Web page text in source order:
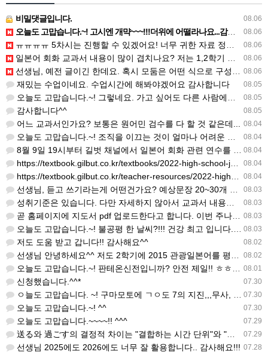
08.06
비밀댓글입니다.
08.06
오늘도 고맙습니다.~! 고시엔 개먁~~~!!!더위에 어떨라나요...감사합니다. ^^
08.06
ㅠㅠㅠㅠ 5차시는 진행할 수 있겠어요! 너무 귀한 자료 정말 감사합니다!!!
08.06
일본어 회화 교과서 내용이 많이 겹치나요? 저는 1,2학기 출판사가 달라서인지, 회화 단어와 분량이 더 많다…
08.06
선생님, 예전 글이긴 한데요. 혹시 모둠은 어떤 식으로 구성하셨을까요? 진단평가를 보시고 모둠장(도우미학생)…
08.05
재밌는 수업이네요. 수업시간에 해봐야겠어요 감사합니다
08.05
오늘도 고맙습니다.~! 그렇네요. 가고 싶어도 다른 사람에게 민폐는 안되는 것... 감사해요. ^^
08.05
감사합니다^^
08.04
어느 교과서인가요? 보통은 원어민 검수를 다 할 것 같은데...
08.04
오늘도 고맙습니다.~! 조직을 이끄는 것이 얼마나 어려운 일일까요? 우선 봉사하는 마음이 필요!!! 감사해요…
08.04
8월 9일 19시부터 길벗 채널에서 일본어 회화 관련 연수를 저작 직강으로 한다고 합니다. 많이 도움이 되실…
08.04
https://textbook.gilbut.co.kr/textbooks/2022-high-school-jap…
08.04
https://textbook.gilbut.co.kr/teacher-resources/2022-high-sc…
08.03
선생님, 듣고 쓰기라는게 어떤건가요? 예상문장 20~30개 중 몇개를 틀어주고 들리는대로 쓰는 건가요? 자세…
08.03
성취기준은 있습니다. 다만 자세하지 않아서 교과서 내용에 맞게 좀 더 구체적으로 재구조화를 하신 선생님이 계…
08.03
곧 홈페이지에 지도서 pdf 업로드한다고 합니다. 이번 주나 다음 주에 e-book 기반 전자저작물도 업로드…
08.03
오늘도 고맙습니다.~! 불공평 한 날씨?!!! 건강 최고 입니다. ^^
08.02
저도 도움 받고 갑니다!! 감사해요^^
08.02
선생님 안녕하세요^^ 저도 2학기에 2015 관광일본어를 평가계획을 세우려고 하는데. ..아무리 찾아도 없어…
08.01
오늘도 고맙습니다.~! 판테온신전입니까? 안전 제일!! ㅎㅎ 감사해요. ^^
07.30
신청했습니다.^^*
07.30
ㅇ늘도 고맙습니다. ~! 구마모토에 ㄱㅇ도 7의 지진,,,무사, 안전을 기도 합니다. 감사해요...
07.30
오늘도 고맙습니다.~! ^^
07.29
오늘도 고맙습니다.~~~~!! ^^^
07.29
送る와 過ごす의 결정적 차이는 "결합하는 시간 단위"와 "묘사 대상"입니다. 過ごす 하루, 오후, 주말, 휴…
07.28
선생님 2025에도 2026에도 너무 잘 활용합니다.. 감사해요!!!